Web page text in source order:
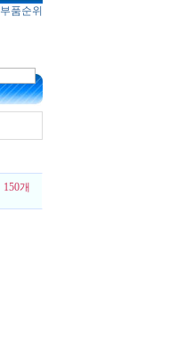
부품순위
150개